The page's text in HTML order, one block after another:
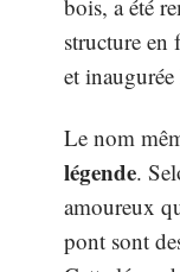
bois, a été
structure en
et
Le nom
légende.
amoureux
pont sont